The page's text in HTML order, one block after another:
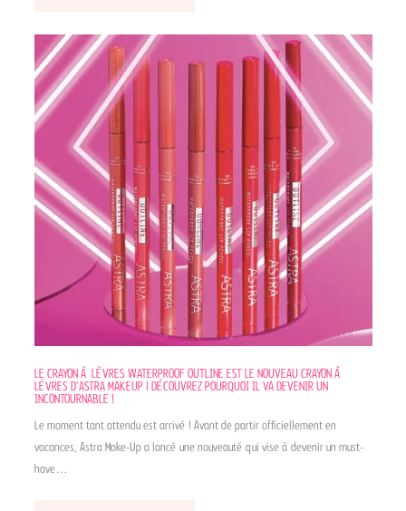
LE CRAYON À LÈVRES WATERPROOF OUTLINE EST LE NOUVEAU CRAYON À
LÈVRES D’ASTRA MAKEUP | DÉCOUVREZ POURQUOI IL VA DEVENIR UN
INCONTOURNABLE !
Le moment tant attendu est arrivé ! Avant de partir officiellement en
vacances, Astra Make-Up a lancé une nouveauté qui vise à devenir un must-
have…